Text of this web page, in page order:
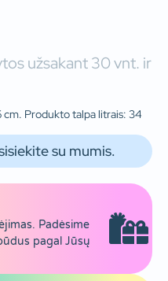
užsakant 30 vnt. ir
Produkto talpa litrais: 34
su mumis.
Padėsime
pagal Jūsų